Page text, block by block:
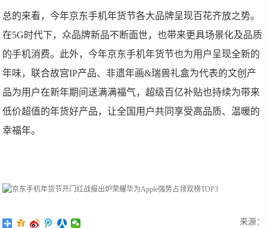
总的来看，今年京东手机年货节各大品牌呈现百花齐放之势。
在5G时代下，众品牌新品不断面世，也带来更具场景化及品质
的手机消费。此外，今年京东手机年货节也为用户呈现全新的
年味，联合故宫IP产品、非遗年画&瑞兽礼盒为代表的文创产
品为用户在新年期间送满满福气，超级百亿补贴也持续为带来
低价超值的年货好产品，让全国用户共同享受高品质、温暖的
幸福年。
来源：